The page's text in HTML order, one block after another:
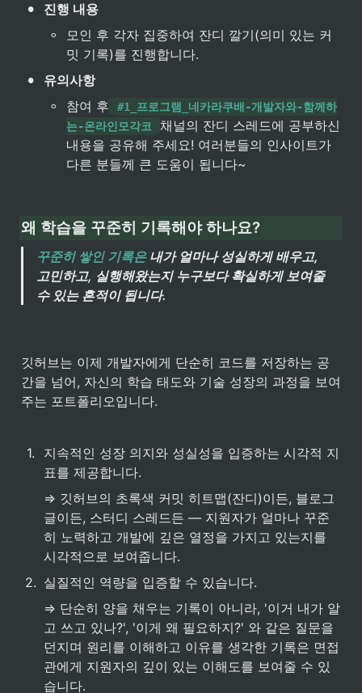
• 진행 내용
◦
모인 후 각자 집중하여 잔디 깔기(의미 있는 커
밋 기록)를 진행합니다.
• 유의사항
◦ 참여 후
#1_프로그램_네카라쿠배-개발자와-함께하
는-온라인모각코
채널의 잔디 스레드에 공부하신
내용을 공유해 주세요! 여러분들의 인사이트가
다른 분들께 큰 도움이 됩니다~
왜 학습을 꾸준히 기록해야 하나요?
꾸준히 쌓인 기록은 내가 얼마나 성실하게 배우고,
고민하고, 실행해왔는지 누구보다 확실하게 보여줄
수 있는 흔적이 됩니다.
깃허브는 이제 개발자에게 단순히 코드를 저장하는 공
간을 넘어, 자신의 학습 태도와 기술 성장의 과정을 보여
주는 포트폴리오입니다.
1.
지속적인 성장 의지와 성실성을 입증하는 시각적 지
표를 제공합니다.
⇒ 깃허브의 초록색 커밋 히트맵(잔디)이든, 블로그
글이든, 스터디 스레드든 — 지원자가 얼마나 꾸준
히 노력하고 개발에 깊은 열정을 가지고 있는지를
시각적으로 보여줍니다.
2. 실질적인 역량을 입증할 수 있습니다.
⇒ 단순히 양을 채우는 기록이 아니라, '이거 내가 알
고 쓰고 있나?', '이게 왜 필요하지?' 와 같은 질문을
던지며 원리를 이해하고 이유를 생각한 기록은 면접
관에게 지원자의 깊이 있는 이해도를 보여줄 수 있
습니다.